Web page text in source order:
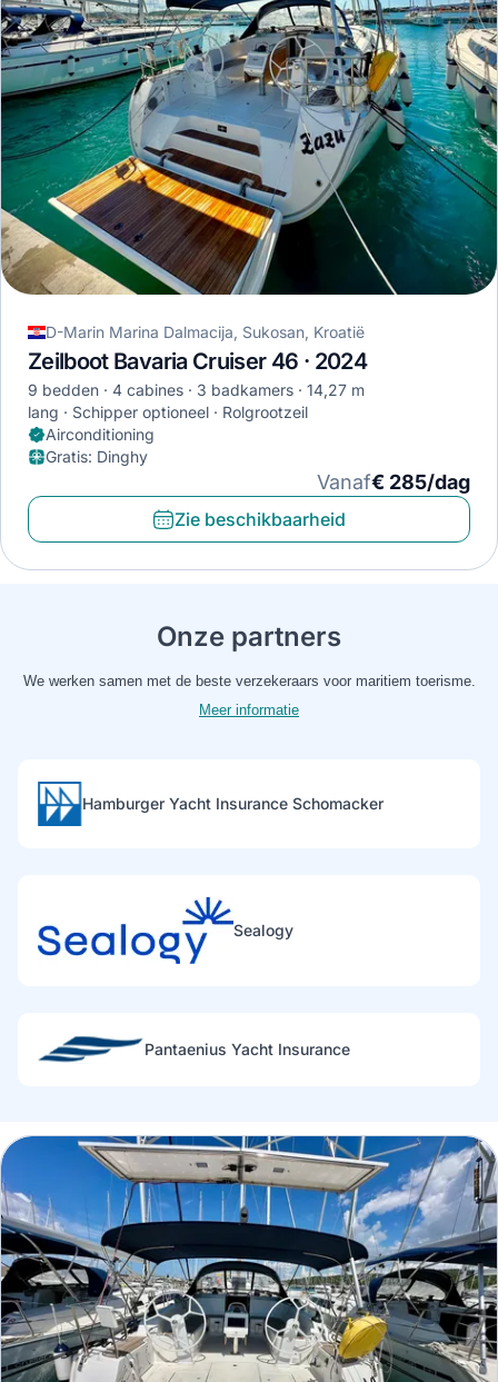
D-Marin Marina Dalmacija, Sukosan, Kroatië
Zeilboot Bavaria Cruiser 46 · 2024
9 bedden 4 cabines 3 badkamers
14,27 m
lang
Schipper optioneel
Rolgrootzeil
Airconditioning
Gratis: Dinghy
Vanaf€ 285/dag
Zie beschikbaarheid
Onze partners
We werken samen met de beste verzekeraars voor maritiem toerisme.
Meer informatie
Hamburger Yacht Insurance Schomacker
Sealogy
Pantaenius Yacht Insurance